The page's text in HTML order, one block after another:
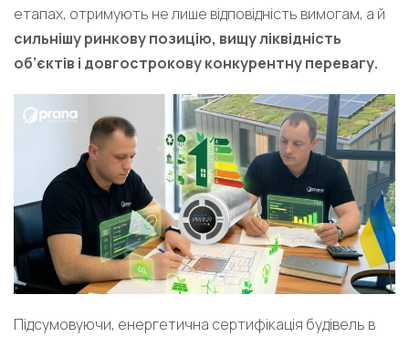
етапах, отримують не лише відповідність вимогам, а й
сильнішу ринкову позицію, вищу ліквідність
об’єктів і довгострокову конкурентну перевагу.
Підсумовуючи, енергетична сертифікація будівель в